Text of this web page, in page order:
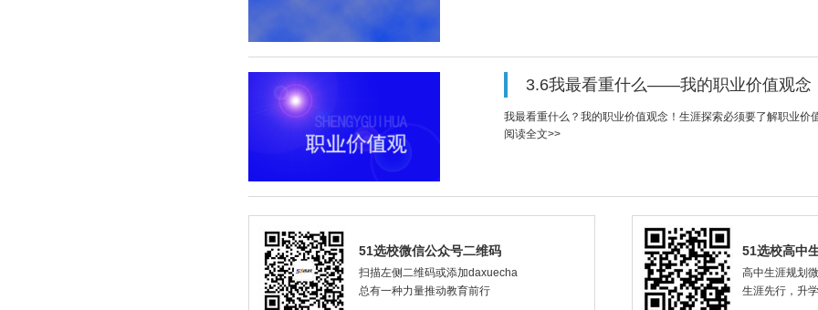
3.6我最看重什么——我的职业价值观念
我最看重什么？我的职业价值观念！生涯探索必须要了解职业价值
阅读全文>>
51选校微信公众号二维码
扫描左侧二维码或添加daxuecha
总有一种力量推动教育前行
51选校高中
高中生涯规划
生涯先行，升